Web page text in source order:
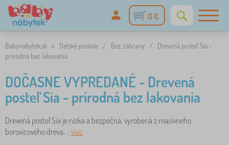
0 €
Babynabytek.sk » Detské postele / Bez zábrany /
Drevená posteľ Sia -
prírodná bez lakovania
DOČASNE VYPREDANÉ - Drevená
posteľ Sia - prírodná bez lakovania
Drevená posteľ Sia je nízka a bezpečná, vyrobená z masívneho
borovicového dreva. .. viac